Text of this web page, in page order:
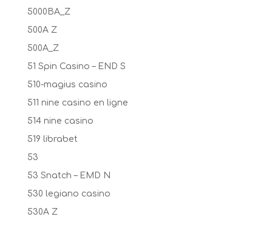
5000BA_Z
500A Z
500A_Z
51 Spin Casino – END S
510-magius casino
511 nine casino en ligne
514 nine casino
519 librabet
53
53 Snatch – EMD N
530 legiano casino
530A Z